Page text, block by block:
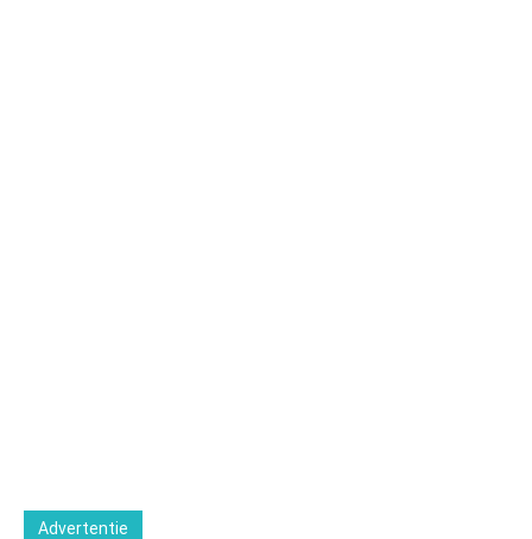
Advertentie